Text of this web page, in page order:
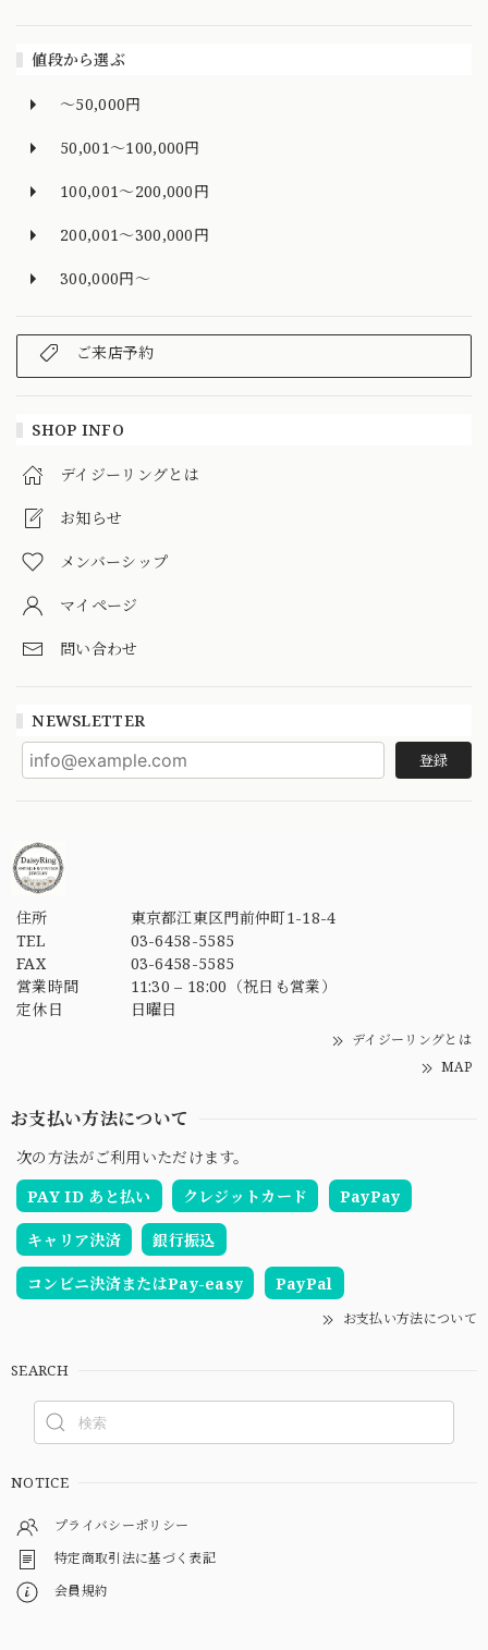
値段から選ぶ
～50,000円
50,001～100,000円
100,001～200,000円
200,001～300,000円
300,000円～
ご来店予約
SHOP INFO
デイジーリングとは
お知らせ
メンバーシップ
マイページ
問い合わせ
NEWSLETTER
登録
住所
東京都江東区門前仲町1-18-4
TEL
03-6458-5585
FAX
03-6458-5585
営業時間
11:30 – 18:00（祝日も営業）
定休日
日曜日
デイジーリングとは
MAP
お支払い方法について
次の方法がご利用いただけます。
PAY ID あと払い
クレジットカード PayPay
キャリア決済 銀行振込
コンビニ決済またはPay-easy PayPal
お支払い方法について
SEARCH
NOTICE
プライバシーポリシー
特定商取引法に基づく表記
会員規約